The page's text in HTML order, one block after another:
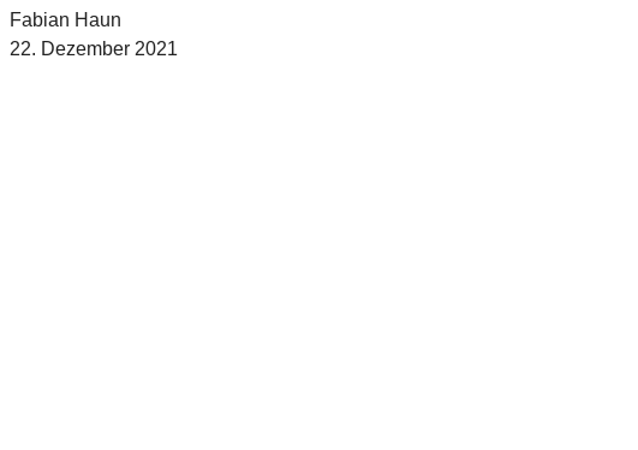
Fabian Haun
22. Dezember 2021